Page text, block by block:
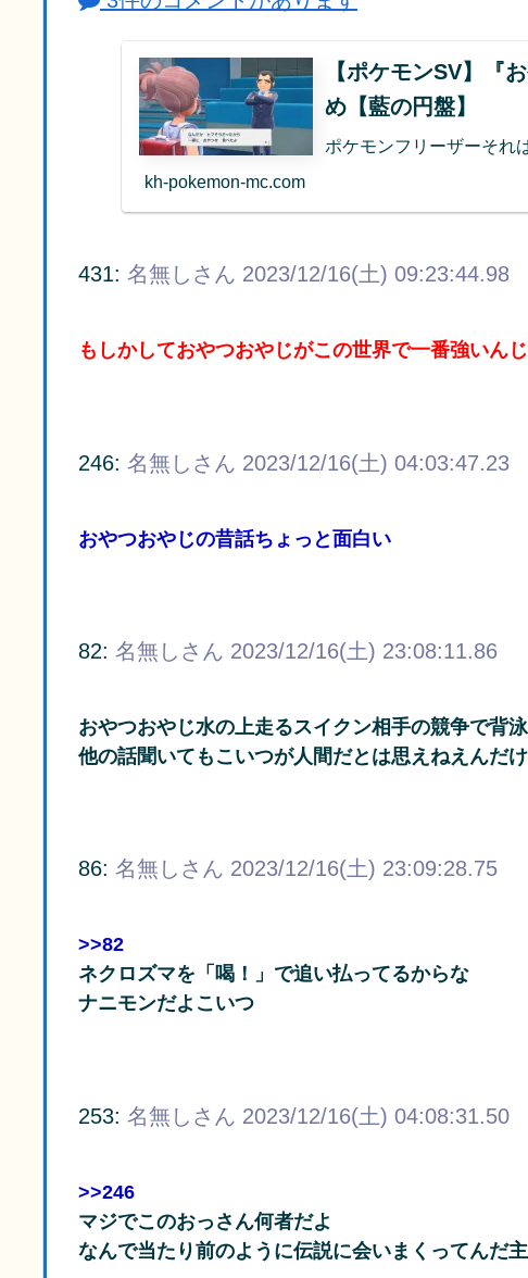
【ポケモンSV】『
め【藍の円盤】
ポケモンフリーザーそ
kh-pokemon-mc.com
431: 名無しさん 2023/12/16(土) 09:23:44.98
もしかしておやつおやじがこの世界で一番強いん
246: 名無しさん 2023/12/16(土) 04:03:47.23
おやつおやじの昔話ちょっと面白い
82: 名無しさん 2023/12/16(土) 23:08:11.86
おやつおやじ水の上走るスイクン相手の競争で背
他の話聞いてもこいつが人間だとは思えねえんだ
86: 名無しさん 2023/12/16(土) 23:09:28.75
>>82
ネクロズマを「喝！」で追い払ってるからな
ナニモンだよこいつ
253: 名無しさん 2023/12/16(土) 04:08:31.50
>>246
マジでこのおっさん何者だよ
なんで当たり前のように伝説に会いまくってんだ